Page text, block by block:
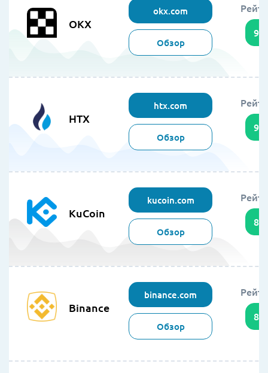
OKX
okx.com
Обзор
95
HTX
htx.com
Обзор
94
KuCoin
kucoin.com
Обзор
89
Binance
binance.com
Обзор
86